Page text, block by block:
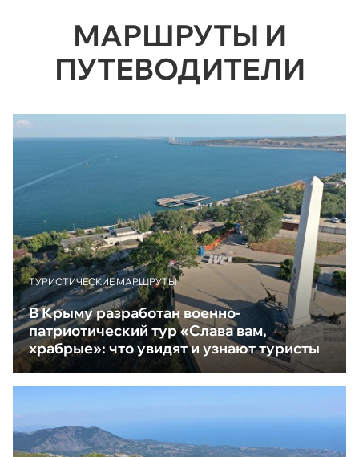
МАРШРУТЫ И
ПУТЕВОДИТЕЛИ
ТУРИСТИЧЕСКИЕ МАРШРУТЫ
В Крыму разработан военно-
патриотический тур «Слава вам,
храбрые»: что увидят и узнают туристы